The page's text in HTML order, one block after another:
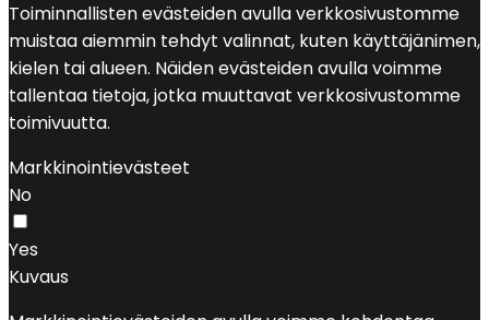
Toiminnallisten evästeiden avulla verkkosivustomme
muistaa aiemmin tehdyt valinnat, kuten käyttäjänimen,
kielen tai alueen. Näiden evästeiden avulla voimme
tallentaa tietoja, jotka muuttavat verkkosivustomme
toimivuutta.
Markkinointievästeet
No
Yes
Kuvaus